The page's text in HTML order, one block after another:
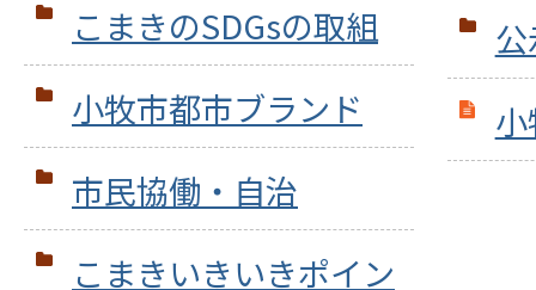
こまきのSDGsの取組
小牧市都市ブランド
市民協働・自治
こまきいきいきポイン